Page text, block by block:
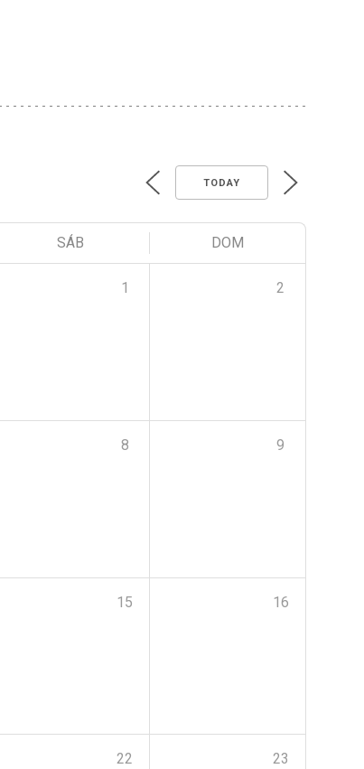
TODAY
SÁB DOM
1 2
8 9
15 16
22 23